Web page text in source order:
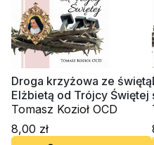
Droga krzyżowa ze świętą
Elżbietą od Trójcy Świętej
Tomasz Kozioł OCD
8,00 zł